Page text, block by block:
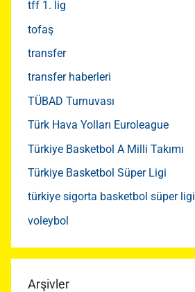
tff 1. lig
tofaş
transfer
transfer haberleri
TÜBAD Turnuvası
Türk Hava Yolları Euroleague
Türkiye Basketbol A Milli Takımı
Türkiye Basketbol Süper Ligi
türkiye sigorta basketbol süper ligi
voleybol
Arşivler